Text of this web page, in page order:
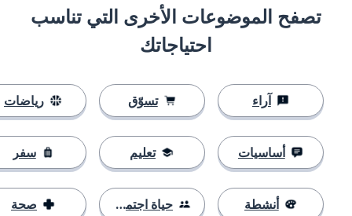
تصفح الموضوعات الأخرى التي تناسب
احتياجاتك
آراء
أساسيات
أنشطة
تسوّق
تعليم
حياة اجتماعية
رياضات
سفر
صحة